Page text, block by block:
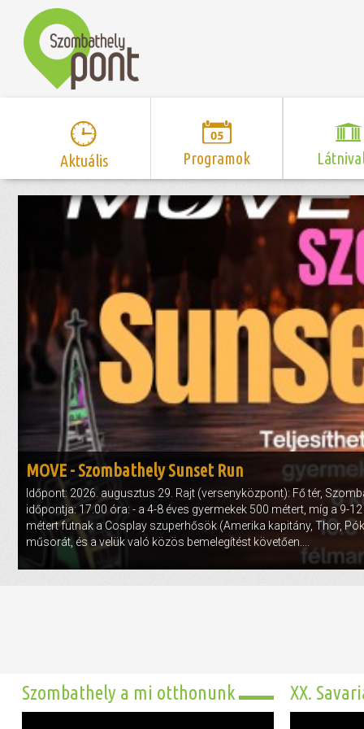
Aktuális Programok
Program naptár
Szent Márton
Programsorozat
Színház/Tánc
Előadás/Kiállítás
Gyerekeknek
Sport
Buli/Disco
Kiemelt rendezvények
Tanfolyam, képzés
Tábor
megemlékezések
Megyei kitekintő
Top
Római
Szent
Zsidó
most
Fák
Víz
Hírek
Kispályás
Kispályás
Kupák
Sport és
Egyéb
Röplabda
MOVE - Szombathely Sunset Run
Időpont: 2026. augusztus 29. Rajt (versenyközpont): Fő tér,
időpontja: 17.00 óra: - a 4-8 éves gyermekek 500 métert, míg a 9-
métert futnak a Cosplay szuperhősök (Amerika kapitány, Thor,
műsorát, és a velük való közös bemelegítést követően....
Szombathely a mi otthonunk XX.